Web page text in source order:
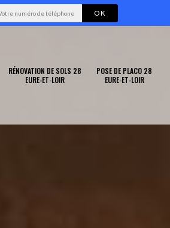
RÉNOVATION DE SOLS 28
EURE-ET-LOIR
POSE DE PLACO 28
EURE-ET-LOIR